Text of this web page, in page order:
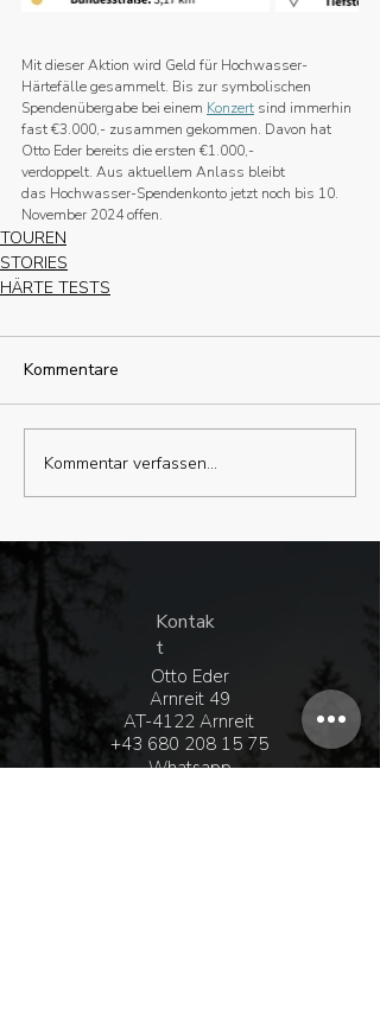
Mit dieser Aktion wird Geld für Hochwasser-
Härtefälle gesammelt. Bis zur symbolischen
Spendenübergabe bei einem Konzert sind immerhin
fast €3.000,- zusammen gekommen. Davon hat
Otto Eder bereits die ersten €1.000,-
verdoppelt. Aus aktuellem Anlass bleibt
das Hochwasser-Spendenkonto jetzt noch bis 10.
November 2024 offen.
TOUREN
STORIES
HÄRTE TESTS
Kommentare
Kommentar verfassen...
Kontak
t
Otto Eder
Arnreit 49
AT-4122 Arnreit
+43 680 208 15 75
Whatsapp